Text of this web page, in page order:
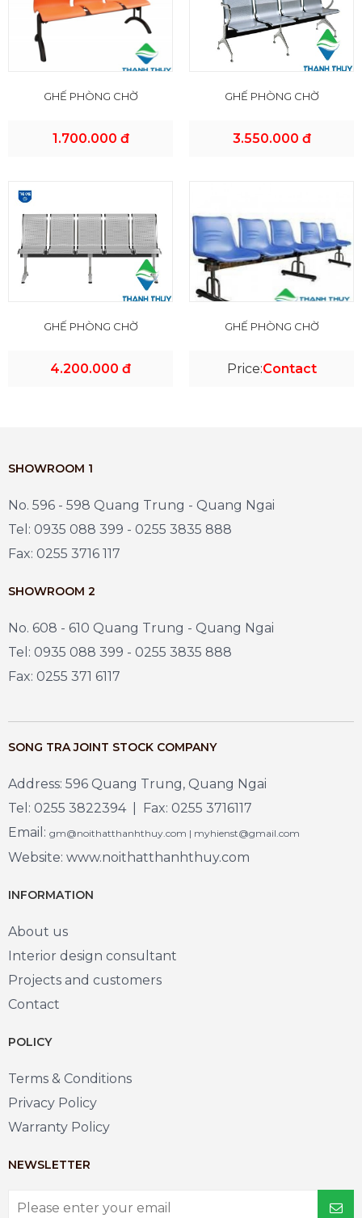
GHẾ PHÒNG CHỜ
1.700.000 đ
GHẾ PHÒNG CHỜ
3.550.000 đ
GHẾ PHÒNG CHỜ
4.200.000 đ
GHẾ PHÒNG CHỜ
Price:Contact
SHOWROOM 1
No. 596 - 598 Quang Trung - Quang Ngai
Tel: 0935 088 399 - 0255 3835 888
Fax: 0255 3716 117
SHOWROOM 2
No. 608 - 610 Quang Trung - Quang Ngai
Tel: 0935 088 399 - 0255 3835 888
Fax: 0255 371 6117
SONG TRA JOINT STOCK COMPANY
Address: 596 Quang Trung, Quang Ngai
Tel: 0255 3822394 | Fax: 0255 3716117
Email: gm@noithatthanhthuy.com | myhienst@gmail.com
Website: www.noithatthanhthuy.com
INFORMATION
About us
Interior design consultant
Projects and customers
Contact
POLICY
Terms & Conditions
Privacy Policy
Warranty Policy
NEWSLETTER